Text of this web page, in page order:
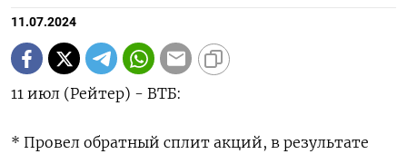
11.07.2024
11 июл (Рейтер) - ВТБ:
* Провел обратный сплит акций, в результате